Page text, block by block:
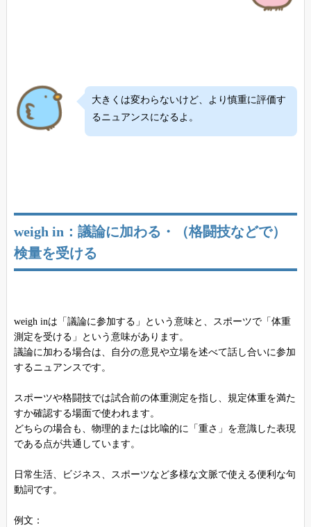
大きくは変わらないけど、より慎重に評価す
るニュアンスになるよ。
weigh in：議論に加わる・（格闘技などで）
検量を受ける
weigh inは「議論に参加する」という意味と、スポーツで「体重
測定を受ける」という意味があります。
議論に加わる場合は、自分の意見や立場を述べて話し合いに参加
するニュアンスです。
スポーツや格闘技では試合前の体重測定を指し、規定体重を満た
すか確認する場面で使われます。
どちらの場合も、物理的または比喩的に「重さ」を意識した表現
である点が共通しています。
日常生活、ビジネス、スポーツなど多様な文脈で使える便利な句
動詞です。
例文：